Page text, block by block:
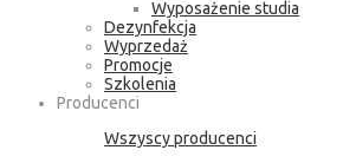
Wyposażenie studia
Dezynfekcja
Wyprzedaż
Promocje
Szkolenia
Producenci
Wszyscy producenci